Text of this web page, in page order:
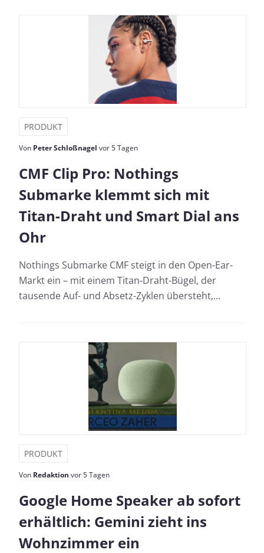
PRODUKT
Von Peter Schloßnagel vor 5 Tagen
CMF Clip Pro: Nothings
Submarke klemmt sich mit
Titan-Draht und Smart Dial ans
Ohr
Nothings Submarke CMF steigt in den Open-Ear-
Markt ein – mit einem Titan-Draht-Bügel, der
tausende Auf- und Absetz-Zyklen übersteht,...
PRODUKT
Von Redaktion vor 5 Tagen
Google Home Speaker ab sofort
erhältlich: Gemini zieht ins
Wohnzimmer ein